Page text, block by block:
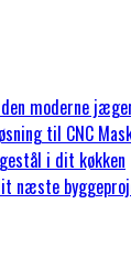
moderne
til CNC
i dit køkken
næste